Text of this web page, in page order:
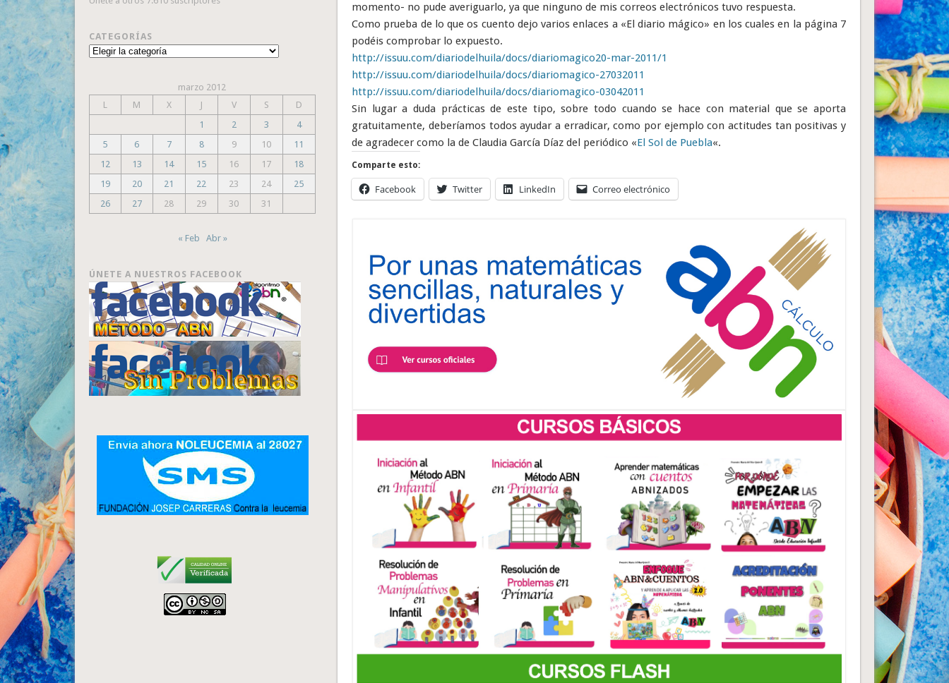
momento- no pude averiguarlo, ya que ninguno de mis correos electrónicos tuvo respuesta.
Como prueba de lo que os cuento dejo varios enlaces a «El diario mágico» en los cuales en la página 7
podéis comprobar lo expuesto.
http://issuu.com/diariodelhuila/docs/diariomagico20-mar-2011/1
http://issuu.com/diariodelhuila/docs/diariomagico-27032011
http://issuu.com/diariodelhuila/docs/diariomagico-03042011
Sin lugar a duda prácticas de este tipo, sobre todo cuando se hace con material que se aporta
gratuitamente, deberíamos todos ayudar a erradicar, como por ejemplo con actitudes tan positivas y
de agradecer como la de Claudia García Díaz del periódico «El Sol de Puebla«.
Comparte esto:
Facebook Twitter LinkedIn Correo electrónico
CATEGORÍAS
Categorías
marzo 2012
L
M X J V S
D
1
2 3
4
5
6 7 8 9 10
11
12
13 14 15 16 17
18
19
20 21 22 23 24
25
26
27 28 29 30 31
« Feb Abr »
ÚNETE A NUESTROS FACEBOOK